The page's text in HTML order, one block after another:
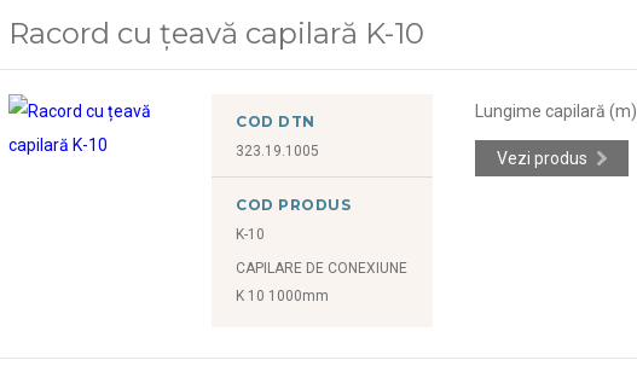
Racord cu țeavă capilară K-10
COD DTN
323.19.1005
COD PRODUS
K-10
CAPILARE DE CONEXIUNE
K 10 1000mm
Lungime capilară (m)
Vezi produs